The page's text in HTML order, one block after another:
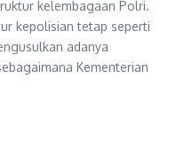
kelembagaan Polri.
kepolisian tetap seperti
adanya
Kementerian